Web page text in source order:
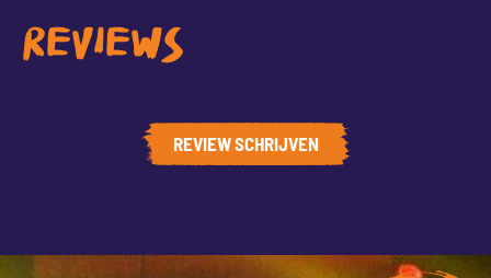
REVIEWS
REVIEW SCHRIJVEN